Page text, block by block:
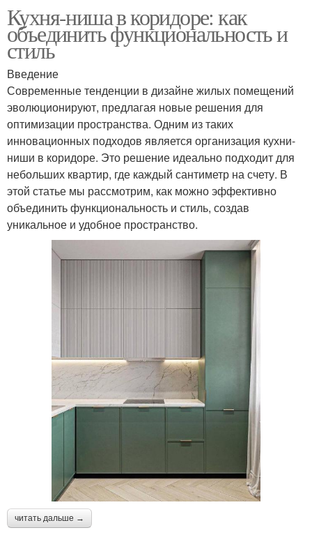
Кухня-ниша в коридоре: как
объединить функциональность и
стиль
Введение
Современные тенденции в дизайне жилых помещений
эволюционируют, предлагая новые решения для
оптимизации пространства. Одним из таких
инновационных подходов является организация кухни-
ниши в коридоре. Это решение идеально подходит для
небольших квартир, где каждый сантиметр на счету. В
этой статье мы рассмотрим, как можно эффективно
объединить функциональность и стиль, создав
уникальное и удобное пространство.
читать дальше →